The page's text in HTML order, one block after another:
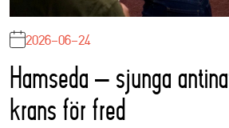
2026-06-24
Hamseda – sjunga
krans för fred